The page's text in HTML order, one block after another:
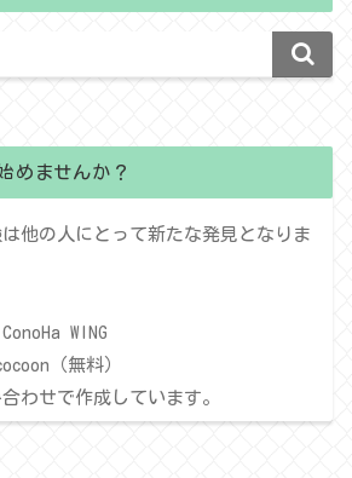
めませんか？
他の人にとって新たな発見となりま
WING
（無料）
わせで作成しています。